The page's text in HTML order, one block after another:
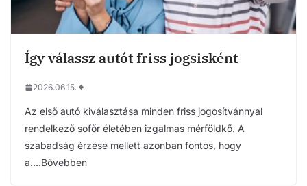
Így válassz autót friss jogsisként
2026.06.15.
Az első autó kiválasztása minden friss jogosítvánnyal
rendelkező sofőr életében izgalmas mérföldkő. A
szabadság érzése mellett azonban fontos, hogy
a….Bővebben